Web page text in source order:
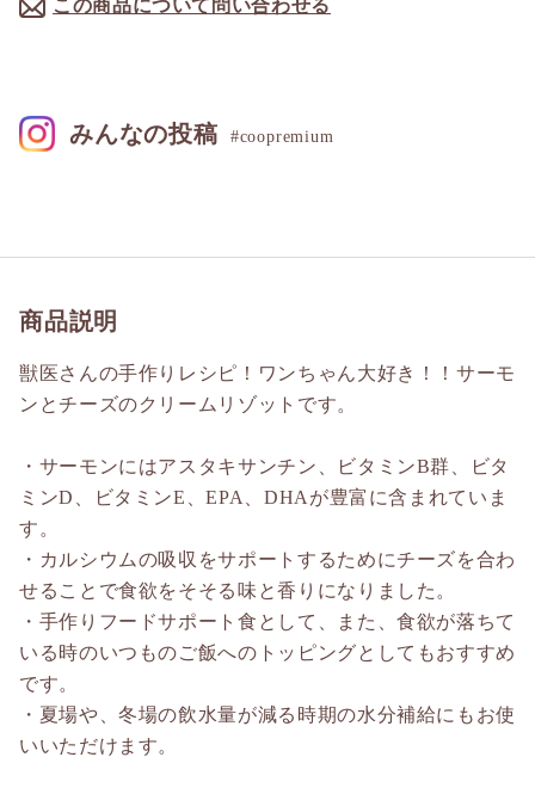
この商品について問い合わせる
商品説明
獣医さんの手作りレシピ！ワンちゃん大好き！！サーモ
ンとチーズのクリームリゾットです。
・サーモンにはアスタキサンチン、ビタミンB群、ビタ
ミンD、ビタミンE、EPA、DHAが豊富に含まれていま
す。
・カルシウムの吸収をサポートするためにチーズを合わ
せることで食欲をそそる味と香りになりました。
・手作りフードサポート食として、また、食欲が落ちて
いる時のいつものご飯へのトッピングとしてもおすすめ
です。
・夏場や、冬場の飲水量が減る時期の水分補給にもお使
いいただけます。
みんなの投稿 #coopremium